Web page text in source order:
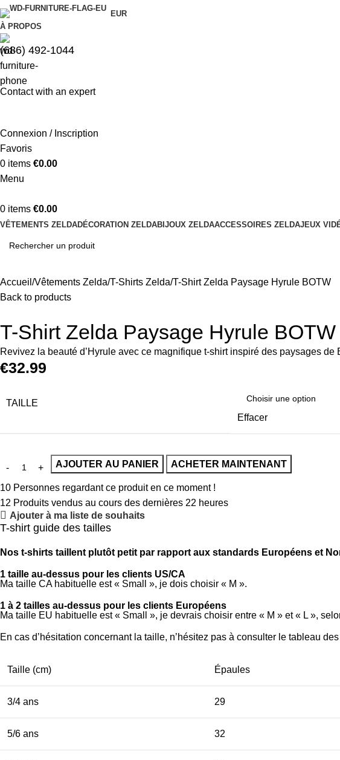
EUR
À PROPOS
(686) 492-1044
Contact with an expert
Connexion / Inscription
Favoris
0 items €0.00
Menu
0 items €0.00
VÊTEMENTS ZELDADÉCORATION ZELDABIJOUX ZELDAACCESSOIRES ZELDAJEUX
Accueil Vêtements Zelda T-Shirts Zelda T-Shirt Zelda Paysage Hyrule BOTW
Back to products
T-Shirt Zelda Paysage Hyrule BOTW
Revivez la beauté d’Hyrule avec ce magnifique t-shirt inspiré des paysages de
€32.99
TAILLE
Effacer
AJOUTER AU PANIER ACHETER MAINTENANT
10 Personnes regardant ce produit en ce moment !
12 Produits vendus au cours des dernières 22 heures
Ajouter à ma liste de souhaits
T-shirt guide des tailles
Nos t-shirts taillent plutôt petit par rapport aux standards Européens et
1 taille au-dessus pour les clients US/CA
Ma taille CA habituelle est « Small », je dois choisir « M ».
1 à 2 tailles au-dessus pour les clients Européens
Ma taille EU habituelle est « Small », je devrais choisir entre « M » et « L »,
En cas d’hésitation concernant la taille, n’hésitez pas à consulter le tableau
Taille (cm) Épaules
3/4 ans 29
5/6 ans 32